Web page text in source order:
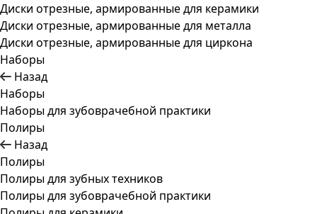
Диски отрезные, армированные для керамики
Диски отрезные, армированные для металла
Диски отрезные, армированные для циркона
Наборы
Назад
Наборы
Наборы для зубоврачебной практики
Полиры
Назад
Полиры
Полиры для зубных техников
Полиры для зубоврачебной практики